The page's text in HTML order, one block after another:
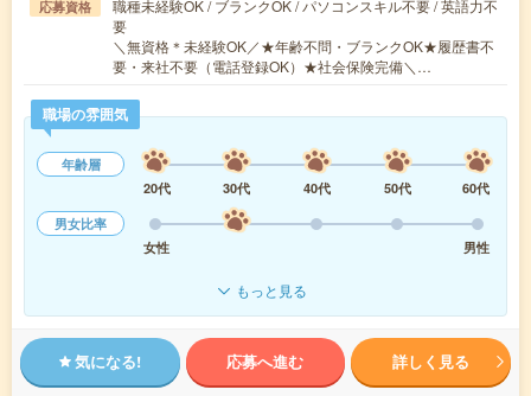
応募資格
職種未経験OK / ブランクOK / パソコンスキル不要 / 英語力不
要
＼無資格＊未経験OK／★年齢不問・ブランクOK★履歴書不
要・来社不要（電話登録OK）★社会保険完備＼…
職場の雰囲気
年齢層
20代
30代 40代 50代
60代
男女比率
女性
男性
もっと見る
気になる! 応募へ進む 詳しく見る